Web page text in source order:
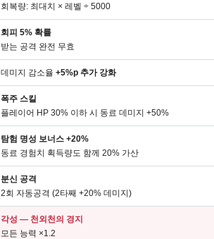
회복량: 최대치 × 레벨 ÷ 5000
회피 5% 확률
받는 공격 완전 무효
데미지 감소율 +5%p 추가 강화
폭주 스킬
플레이어 HP 30% 이하 시 동료 데미지 +50%
탐험 명성 보너스 +20%
동료 경험치 획득량도 함께 20% 가산
분신 공격
2회 자동공격 (2타째 +20% 데미지)
각성 — 천외천의 경지
모든 능력 ×1.2